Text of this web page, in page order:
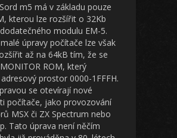
m5 má v základu pouze
kterou lze rozšířit o 32Kb
modulu EM-5.
úpravy počítače lze však
až na 64kB tím, že se
ROM, který
prostor 0000-1FFFH.
se otevírají nové
počítače, jako provozování
MSX či ZX Spectrum nebo
Tato úprava není něčím